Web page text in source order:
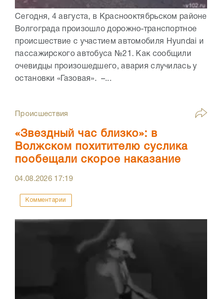
Сегодня, 4 августа, в Краснооктябрьском районе
Волгограда произошло дорожно-транспортное
происшествие с участием автомобиля Hyundai и
пассажирского автобуса №21. Как сообщили
очевидцы произошедшего, авария случилась у
остановки «Газовая». –...
Происшествия
«Звездный час близко»: в
Волжском похитителю суслика
пообещали скорое наказание
04.08.2026 17:19
Комментарии